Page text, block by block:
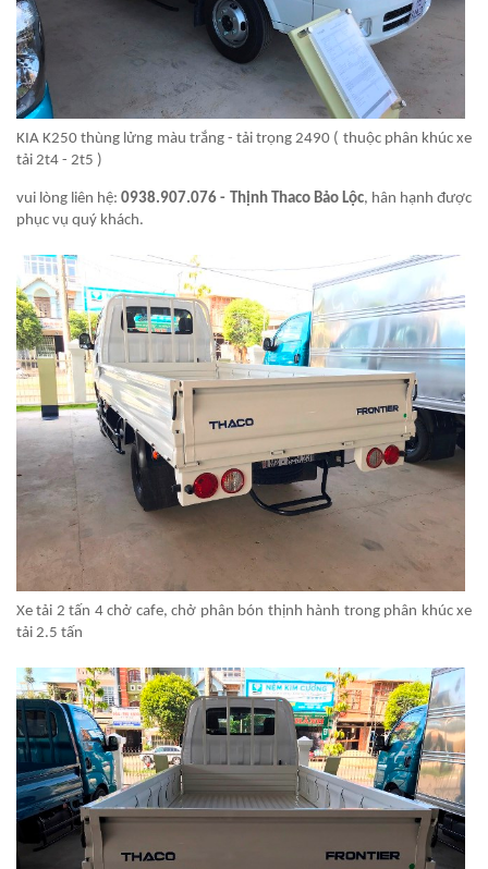
KIA K250 thùng lửng màu trắng - tải trọng 2490 ( thuộc phân khúc xe
tải 2t4 - 2t5 )
vui lòng liên hệ:0938.907.076 - Thịnh Thaco Bảo Lộc, hân hạnh được
phục vụ quý khách.
Xe tải 2 tấn 4 chở cafe, chở phân bón thịnh hành trong phân khúc xe
tải 2.5 tấn